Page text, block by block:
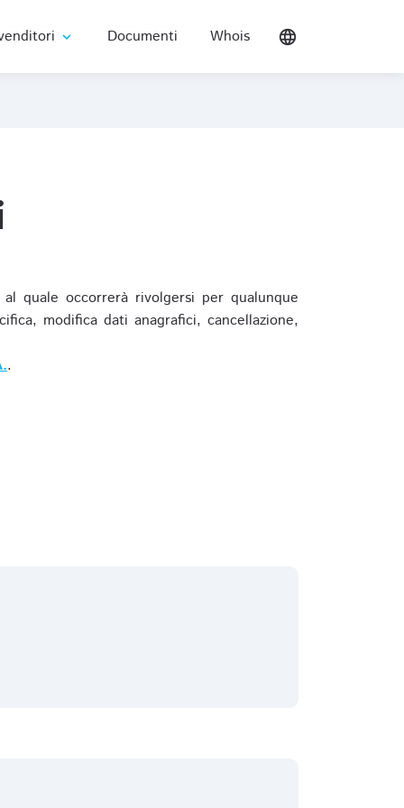
expand_more Documenti Whois language
quale occorrerà rivolgersi per qualunque
modifica dati anagrafici, cancellazione,
.